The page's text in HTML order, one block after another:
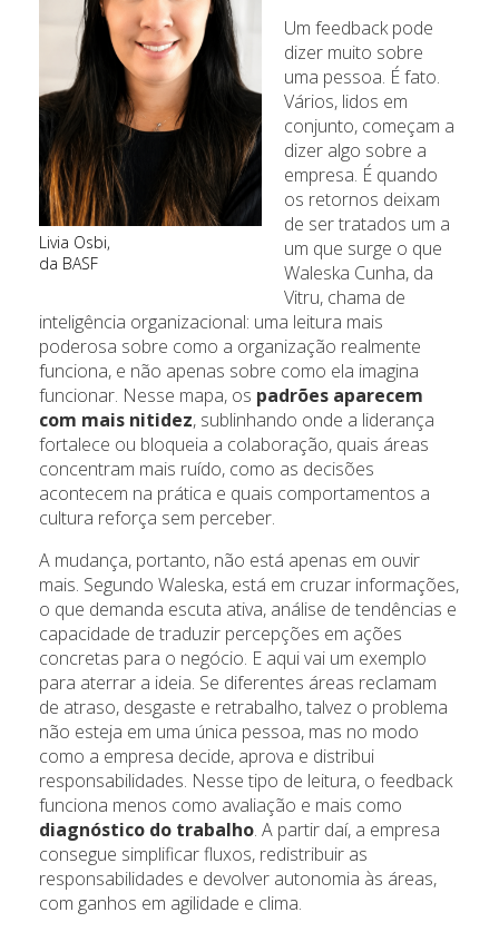
Livia Osbi,
da BASF
Um feedback pode
dizer muito sobre
uma pessoa. É fato.
Vários, lidos em
conjunto, começam a
dizer algo sobre a
empresa. É quando
os retornos deixam
de ser tratados um a
um que surge o que
Waleska Cunha, da
Vitru, chama de
inteligência organizacional: uma leitura mais
poderosa sobre como a organização realmente
funciona, e não apenas sobre como ela imagina
funcionar. Nesse mapa, os padrões aparecem
com mais nitidez, sublinhando onde a liderança
fortalece ou bloqueia a colaboração, quais áreas
concentram mais ruído, como as decisões
acontecem na prática e quais comportamentos a
cultura reforça sem perceber.
A mudança, portanto, não está apenas em ouvir
mais. Segundo Waleska, está em cruzar informações,
o que demanda escuta ativa, análise de tendências e
capacidade de traduzir percepções em ações
concretas para o negócio. E aqui vai um exemplo
para aterrar a ideia. Se diferentes áreas reclamam
de atraso, desgaste e retrabalho, talvez o problema
não esteja em uma única pessoa, mas no modo
como a empresa decide, aprova e distribui
responsabilidades. Nesse tipo de leitura, o feedback
funciona menos como avaliação e mais como
diagnóstico do trabalho. A partir daí, a empresa
consegue simplificar fluxos, redistribuir as
responsabilidades e devolver autonomia às áreas,
com ganhos em agilidade e clima.